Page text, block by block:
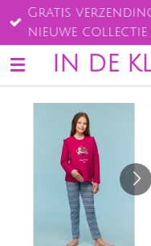
Ga
direct
naar
de
IN DE
Gratis
nieuwe